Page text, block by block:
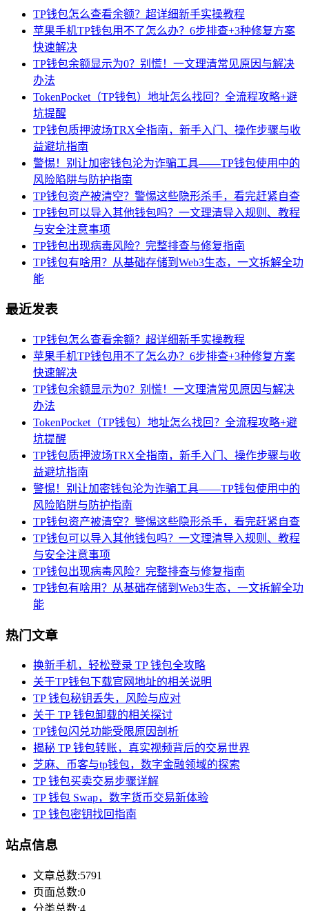
TP钱包怎么查看余额？超详细新手实操教程
苹果手机TP钱包用不了怎么办？6步排查+3种修复方案
快速解决
TP钱包余额显示为0？别慌！一文理清常见原因与解决
办法
TokenPocket（TP钱包）地址怎么找回？全流程攻略+避
坑提醒
TP钱包质押波场TRX全指南，新手入门、操作步骤与收
益避坑指南
警惕！别让加密钱包沦为诈骗工具——TP钱包使用中的
风险陷阱与防护指南
TP钱包资产被清空？警惕这些隐形杀手，看完赶紧自查
TP钱包可以导入其他钱包吗？一文理清导入规则、教程
与安全注意事项
TP钱包出现病毒风险？完整排查与修复指南
TP钱包有啥用？从基础存储到Web3生态，一文拆解全功
能
最近发表
TP钱包怎么查看余额？超详细新手实操教程
苹果手机TP钱包用不了怎么办？6步排查+3种修复方案
快速解决
TP钱包余额显示为0？别慌！一文理清常见原因与解决
办法
TokenPocket（TP钱包）地址怎么找回？全流程攻略+避
坑提醒
TP钱包质押波场TRX全指南，新手入门、操作步骤与收
益避坑指南
警惕！别让加密钱包沦为诈骗工具——TP钱包使用中的
风险陷阱与防护指南
TP钱包资产被清空？警惕这些隐形杀手，看完赶紧自查
TP钱包可以导入其他钱包吗？一文理清导入规则、教程
与安全注意事项
TP钱包出现病毒风险？完整排查与修复指南
TP钱包有啥用？从基础存储到Web3生态，一文拆解全功
能
热门文章
换新手机，轻松登录 TP 钱包全攻略
关于TP钱包下载官网地址的相关说明
TP 钱包秘钥丢失，风险与应对
关于 TP 钱包卸载的相关探讨
TP钱包闪兑功能受限原因剖析
揭秘 TP 钱包转账，真实视频背后的交易世界
芝麻、币客与tp钱包，数字金融领域的探索
TP 钱包买卖交易步骤详解
TP 钱包 Swap，数字货币交易新体验
TP 钱包密钥找回指南
站点信息
文章总数:5791
页面总数:0
分类总数:4